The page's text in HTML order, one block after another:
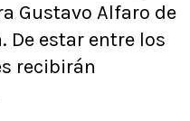
Gustavo Alfaro de
De estar entre los
recibirán